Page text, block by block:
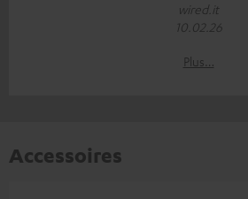
wired.it
10.02.26
Plus…
Accessoires